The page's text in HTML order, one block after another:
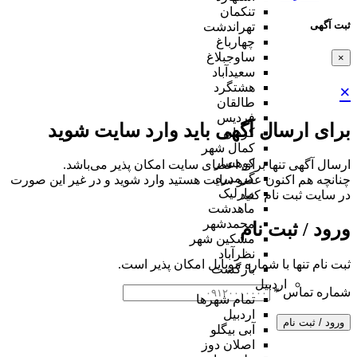
ثبت آگهی
×
×
برای ارسال آگهی باید وارد سایت شوید
ارسال آگهی تنها برای اعضای سایت امکان پذیر می‌باشد.
چنانچه هم‌ اکنون عضو سایت هستید وارد شوید و در غیر این صورت
در سایت ثبت نام کنید
ورود / ثبت نام
ثبت نام تنها با شماره موبایل امکان پذیر است.
شماره تماس*
ورود / ثبت نام
تنکمان
تهراندشت
چهارباغ
ساوجبلاغ
سعیدآباد
هشتگرد
طالقان
فردیس
کردان
کمال شهر
کوهسار
گرمدره
مارلیک
ماهدشت
محمدشهر
مشکین شهر
نظرآباد
بازگشت
اردبیل
تمام شهر‌ها
اردبیل
آبی بیگلو
اصلان دوز